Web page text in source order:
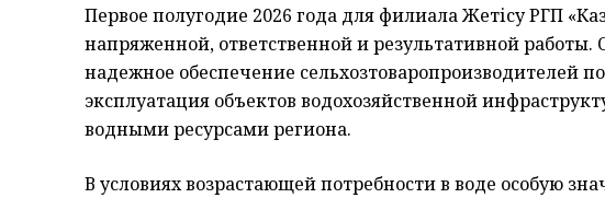
Первое полугодие 2026 года для филиала Жетісу РГП
напряженной, ответственной и результативной
надежное обеспечение сельхозтоваропроизводителей
эксплуатация объектов водохозяйственной
водными ресурсами региона.
В условиях возрастающей потребности в воде особую